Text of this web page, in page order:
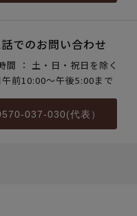
でのお問い合わせ
間 ： 土・日・祝日を除く
前10:00～午後5:00まで
037-030(代表）